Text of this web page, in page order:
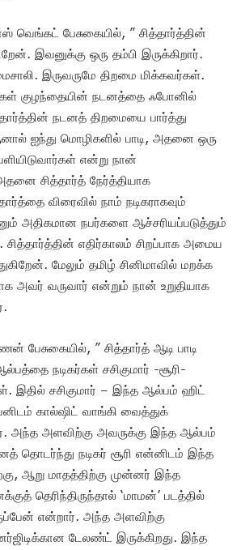
வெங்கட் பேசுகையில், ” சித்தார்த்தின்
இவனுக்கு ஒரு தம்பி இருக்கிறார்.
இருவருமே திறமை மிக்கவர்கள்.
குழந்தையின் நடனத்தை ஃபோனில்
நடனத் திறமையை பார்த்து
ஐந்து மொழிகளில் பாடி, அதனை ஒரு
என்று நான்
சித்தார்த் நேர்த்தியாக
விரைவில் நாம் நடிகராகவும்
அதிகமான நபர்களை ஆச்சரியப்படுத்தும்
எதிர்காலம் சிறப்பாக அமைய
மேலும் தமிழ் சினிமாவில் மறக்க
அவர் வருவார் என்றும் நான் உறுதியாக
பேசுகையில், ” சித்தார்த் ஆடி பாடி
நடிகர்கள் சசிகுமார் -சூரி-
இதில் சசிகுமார் – இந்த ஆல்பம் ஹிட்
கால்ஷிட் வாங்கி வைத்துக்
அந்த அளவிற்கு அவருக்கு இந்த ஆல்பம்
தொடர்ந்து நடிகர் சூரி என்னிடம் இந்த
ஆறு மாதத்திற்கு முன்னர் இந்த
தெரிந்திருந்தால் ‘மாமன்’ படத்தில்
என்றார். அந்த அளவிற்கு
டேலண்ட் இருக்கிறது. இந்த